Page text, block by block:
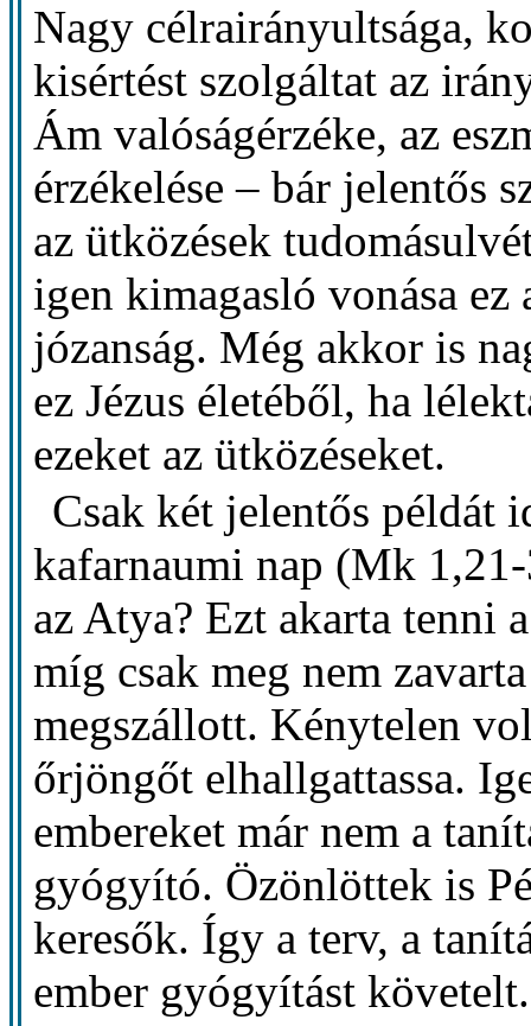
Nagy célrairányultsága,
kisértést szolgáltat az
Ám valóságérzéke, az
érzékelése – bár jelentős
az ütközések
igen kimagasló vonása
józanság. Még akkor is
ez Jézus életéből, ha
ezeket az ütközéseket.
Csak két jelentős példát
kafarnaumi nap (Mk
az Atya? Ezt akarta tenni
míg csak meg nem
megszállott. Kénytelen
őrjöngőt elhallgattassa.
embereket már nem a
gyógyító. Özönlöttek is
keresők. Így a terv, a
ember gyógyítást